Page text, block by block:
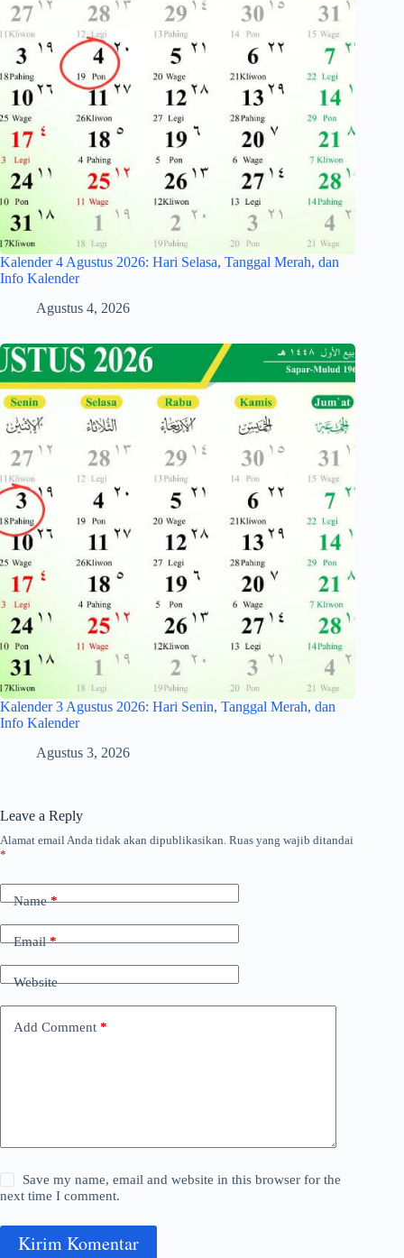
Kalender 4 Agustus 2026: Hari Selasa, Tanggal Merah, dan
Info Kalender
Agustus 4, 2026
Kalender 3 Agustus 2026: Hari Senin, Tanggal Merah, dan
Info Kalender
Agustus 3, 2026
Leave a Reply
Alamat email Anda tidak akan dipublikasikan. Ruas yang wajib ditandai
*
Name*
Email*
Website
Add Comment *
Save my name, email and website in this browser for the
next time I comment.
Kirim Komentar